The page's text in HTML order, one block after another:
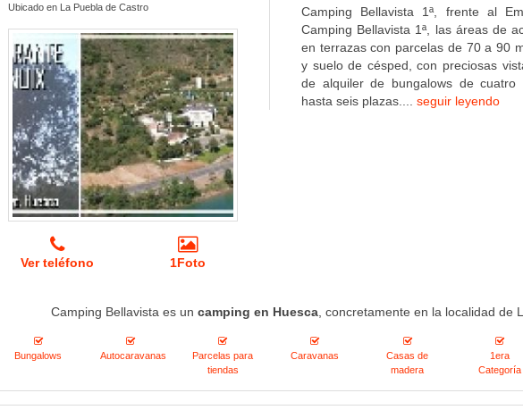
Ubicado en La Puebla de Castro
Ver teléfono 1Foto
Camping Bellavista 1ª, frente al
Camping Bellavista 1ª, las áreas de
en terrazas con parcelas de 70 a 90
y suelo de césped, con preciosas
de alquiler de bungalows de
hasta seis plazas.... seguir leyendo
Camping Bellavista es uncamping en Huesca , concretamente en la localidad de
Bungalows Autocaravanas
Parcelas para
tiendas
Caravanas
Casas de
madera
1era
Categoría